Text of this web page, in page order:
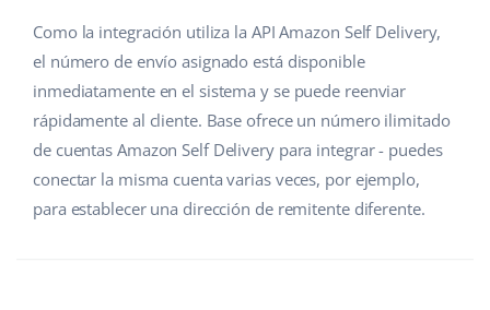
Como la integración utiliza la API Amazon Self Delivery,
el número de envío asignado está disponible
inmediatamente en el sistema y se puede reenviar
rápidamente al cliente. Base ofrece un número ilimitado
de cuentas Amazon Self Delivery para integrar - puedes
conectar la misma cuenta varias veces, por ejemplo,
para establecer una dirección de remitente diferente.